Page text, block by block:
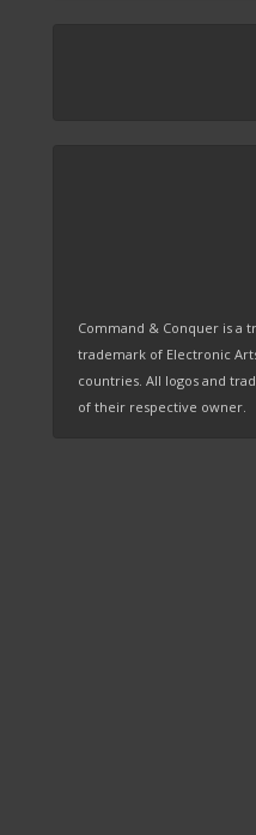
Command & Conquer is a
trademark of Electronic
countries. All logos and
of their respective owner.